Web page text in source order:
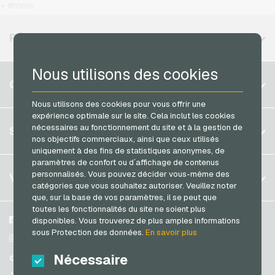
Nous utilisons des cookies
Nous utilisons des cookies pour vous offrir une
expérience optimale sur le site. Cela inclut les cookies
nécessaires au fonctionnement du site et à la gestion de
nos objectifs commerciaux, ainsi que ceux utilisés
uniquement à des fins de statistiques anonymes, de
paramètres de confort ou d´affichage de contenus
personnalisés. Vous pouvez décider vous-même des
catégories que vous souhaitez autoriser. Veuillez noter
que, sur la base de vos paramètres, il se peut que
toutes les fonctionnalités du site ne soient plus
disponibles. Vous trouverez de plus amples informations
sous Protection des données.En savoir plus
Nécessaire
Saturn Cartes cadeaux
Shell Cartes cadeaux
Spotify Premium Cartes cadeaux
Thalia Cartes cadeaux
TikTok Cartes cadeaux
toom Cartes cadeaux
Wolt Cartes cadeaux
World of Sweets Cartes cadeaux
Wunschgutschein Cartes cadeaux
Zalando Cartes cadeaux
Neosurf Cartes de paiement
Razer Gold Cartes de paiement
Transcash Cartes de paiement
RÉGIONS DISPONIBLES
Belgique
Allemagne (DE)
Allemagne (EN)
France
Italie
Pays-bas
Autriche
Portugal
Suisse (DE)
COMPTE
S´inscrire
S´inscrire
Mon panier
SERVICE
FAQ
Méthodes de paiement
Conditions generales&Droit de retour
Protection des données
VGO-SHOP
A propos de nous
Partenaires
Facebook
Instagram
TikTok